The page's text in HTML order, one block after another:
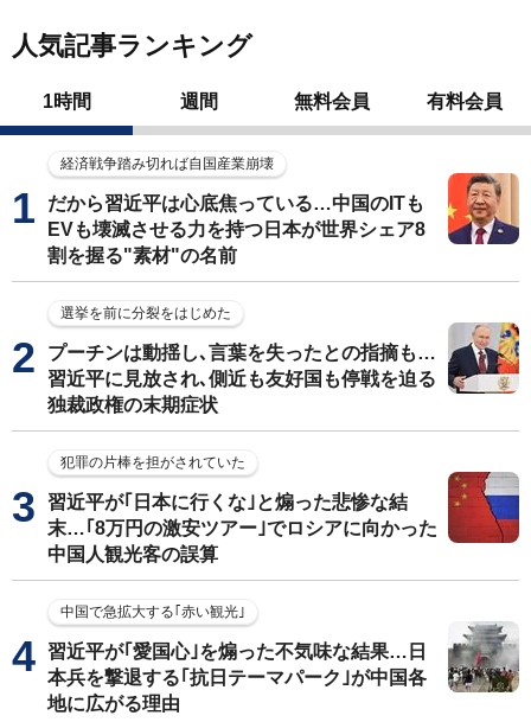
人気記事ランキング
1時間 週間 無料会員 有料会員
経済戦争踏み切れば自国産業崩壊
だから習近平は心底焦っている…中国のITも
EVも壊滅させる力を持つ日本が世界シェア8
割を握る"素材"の名前
選挙を前に分裂をはじめた
プーチンは動揺し､言葉を失ったとの指摘も…
習近平に見放され､側近も友好国も停戦を迫る
独裁政権の末期症状
犯罪の片棒を担がされていた
習近平が｢日本に行くな｣と煽った悲惨な結
末…｢8万円の激安ツアー｣でロシアに向かった
中国人観光客の誤算
中国で急拡大する｢赤い観光｣
習近平が｢愛国心｣を煽った不気味な結果…日
本兵を撃退する｢抗日テーマパーク｣が中国各
地に広がる理由